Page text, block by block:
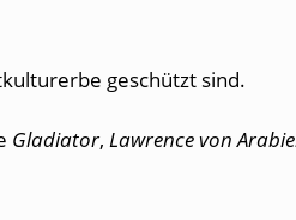
geschützt sind.
Gladiator, Lawrence von